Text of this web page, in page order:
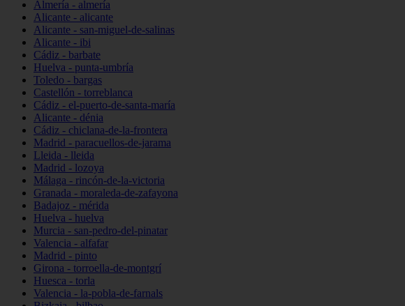
Almería - almería
Alicante - alicante
Alicante - san-miguel-de-salinas
Alicante - ibi
Cádiz - barbate
Huelva - punta-umbría
Toledo - bargas
Castellón - torreblanca
Cádiz - el-puerto-de-santa-maría
Alicante - dénia
Cádiz - chiclana-de-la-frontera
Madrid - paracuellos-de-jarama
Lleida - lleida
Madrid - lozoya
Málaga - rincón-de-la-victoria
Granada - moraleda-de-zafayona
Badajoz - mérida
Huelva - huelva
Murcia - san-pedro-del-pinatar
Valencia - alfafar
Madrid - pinto
Girona - torroella-de-montgrí
Huesca - torla
Valencia - la-pobla-de-farnals